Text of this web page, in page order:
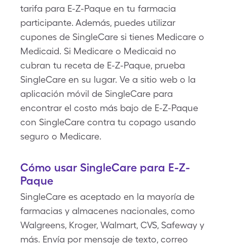
tarifa para E-Z-Paque en tu farmacia
participante. Además, puedes utilizar
cupones de SingleCare si tienes Medicare o
Medicaid. Si Medicare o Medicaid no
cubran tu receta de E-Z-Paque, prueba
SingleCare en su lugar. Ve a sitio web o la
aplicación móvil de SingleCare para
encontrar el costo más bajo de E-Z-Paque
con SingleCare contra tu copago usando
seguro o Medicare.
Cómo usar SingleCare para E-Z-
Paque
SingleCare es aceptado en la mayoría de
farmacias y almacenes nacionales, como
Walgreens, Kroger, Walmart, CVS, Safeway y
más. Envía por mensaje de texto, correo